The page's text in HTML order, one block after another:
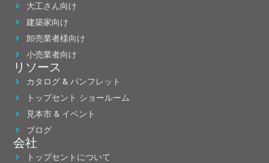
大工さん向け
建築家向け
卸売業者様向け
小売業者向け
リソース
カタログ & パンフレット
トップセント ショールーム
見本市 & イベント
ブログ
会社
トップセントについて